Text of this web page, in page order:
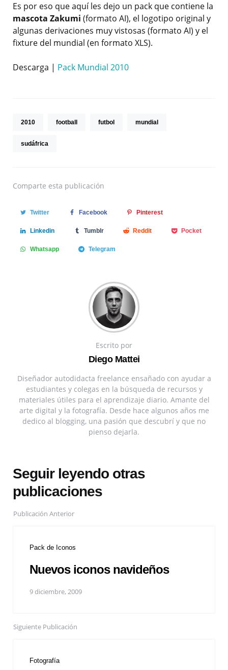
Es por eso que aquí les dejo un pack que contiene la
mascota Zakumi (formato AI), el logotipo original y
algunas derivaciones muy vistosas (formato AI) y el
fixture del mundial (en formato XLS).
Descarga | Pack Mundial 2010
2010 football futbol mundial
sudáfrica
Comparte esta publicación
Twitter Facebook Pinterest
Linkedin Tumblr Reddit Pocket
Whatsapp Telegram
Escrito por
Diego Mattei
Diseñador autodidacta freelance ensañado con ayudar a
estudiantes y colegas en la búsqueda de recursos y
materiales útiles para el aprendizaje diario. Amante del
arte digital y la fotografía. Desde hace algunos años me
dedico al blogging, una pasión que descubrí y que no
pienso dejarla.
Seguir leyendo otras
publicaciones
Publicación Anterior
Pack de Iconos
Nuevos iconos navideños
9 diciembre, 2009
Siguiente Publicación
Fotografía